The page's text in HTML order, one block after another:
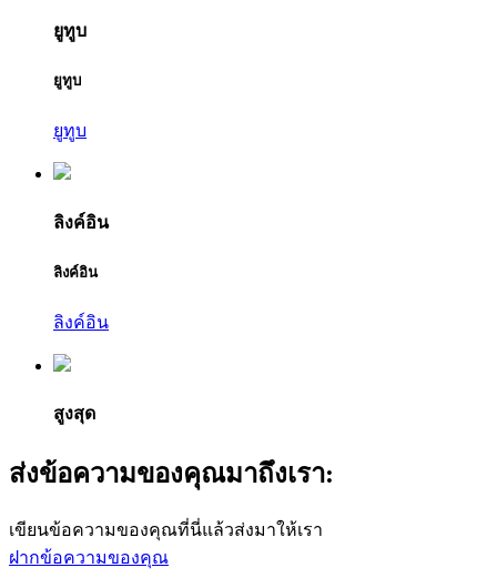
ยูทูบ
ยูทูบ
ยูทูบ
ลิงค์อิน
ลิงค์อิน
ลิงค์อิน
สูงสุด
ส่งข้อความของคุณมาถึงเรา:
เขียนข้อความของคุณที่นี่แล้วส่งมาให้เรา
ฝากข้อความของคุณ